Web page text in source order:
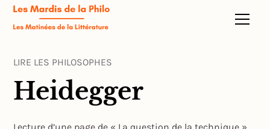
LIRE LES PHILOSOPHES
Heidegger